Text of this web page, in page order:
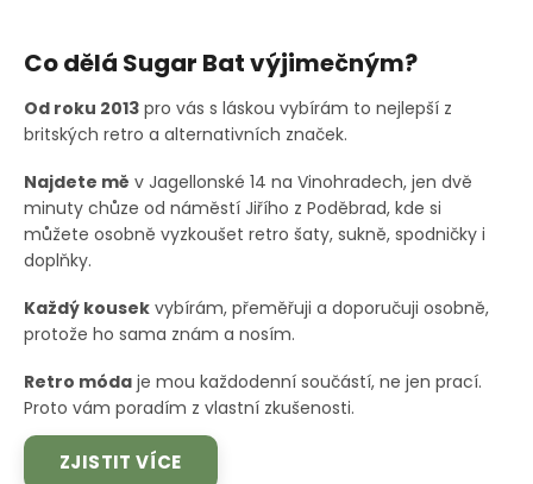
Co dělá Sugar Bat výjimečným?
Od roku 2013 pro vás s láskou vybírám to nejlepší z
britských retro a alternativních značek.
Najdete mě v Jagellonské 14 na Vinohradech, jen dvě
minuty chůze od náměstí Jiřího z Poděbrad, kde si
můžete osobně vyzkoušet retro šaty, sukně, spodničky i
doplňky.
Každý kousek vybírám, přeměřuji a doporučuji osobně,
protože ho sama znám a nosím.
Retro móda je mou každodenní součástí, ne jen prací.
Proto vám poradím z vlastní zkušenosti.
ZJISTIT VÍCE